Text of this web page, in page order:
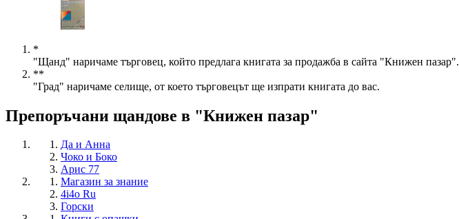
*
"Щанд" наричаме търговец, който предлага книгата за продажба в сайта "Книжен пазар".
**
"Град" наричаме селище, от което търговецът ще изпрати книгата до вас.
Препоръчани щандове в "Книжен пазар"
Да и Анна
Чоко и Боко
Арис 77
Магазин за знание
4i4o Ru
Горски